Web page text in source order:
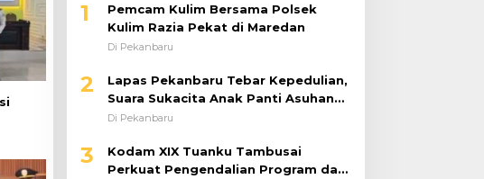
1
Pemcam Kulim Bersama Polsek
Kulim Razia Pekat di Maredan
Di Pekanbaru
2
Lapas Pekanbaru Tebar Kepedulian,
Suara Sukacita Anak Panti Asuhan
Kemuliaan Iringi Bantuan Sosial
Di Pekanbaru
3
Kodam XIX Tuanku Tambusai
Perkuat Pengendalian Program dan